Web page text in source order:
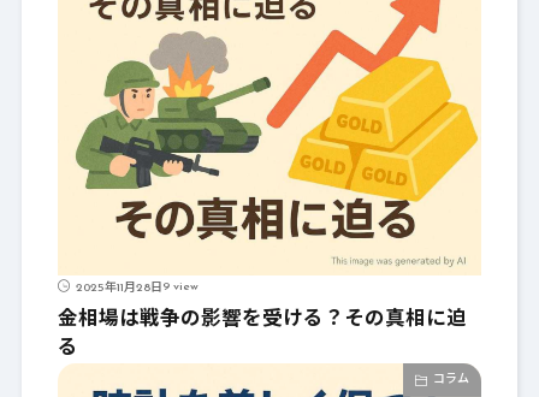
2025年11月28日9 view
金相場は戦争の影響を受ける？その真相に迫
る
コラム